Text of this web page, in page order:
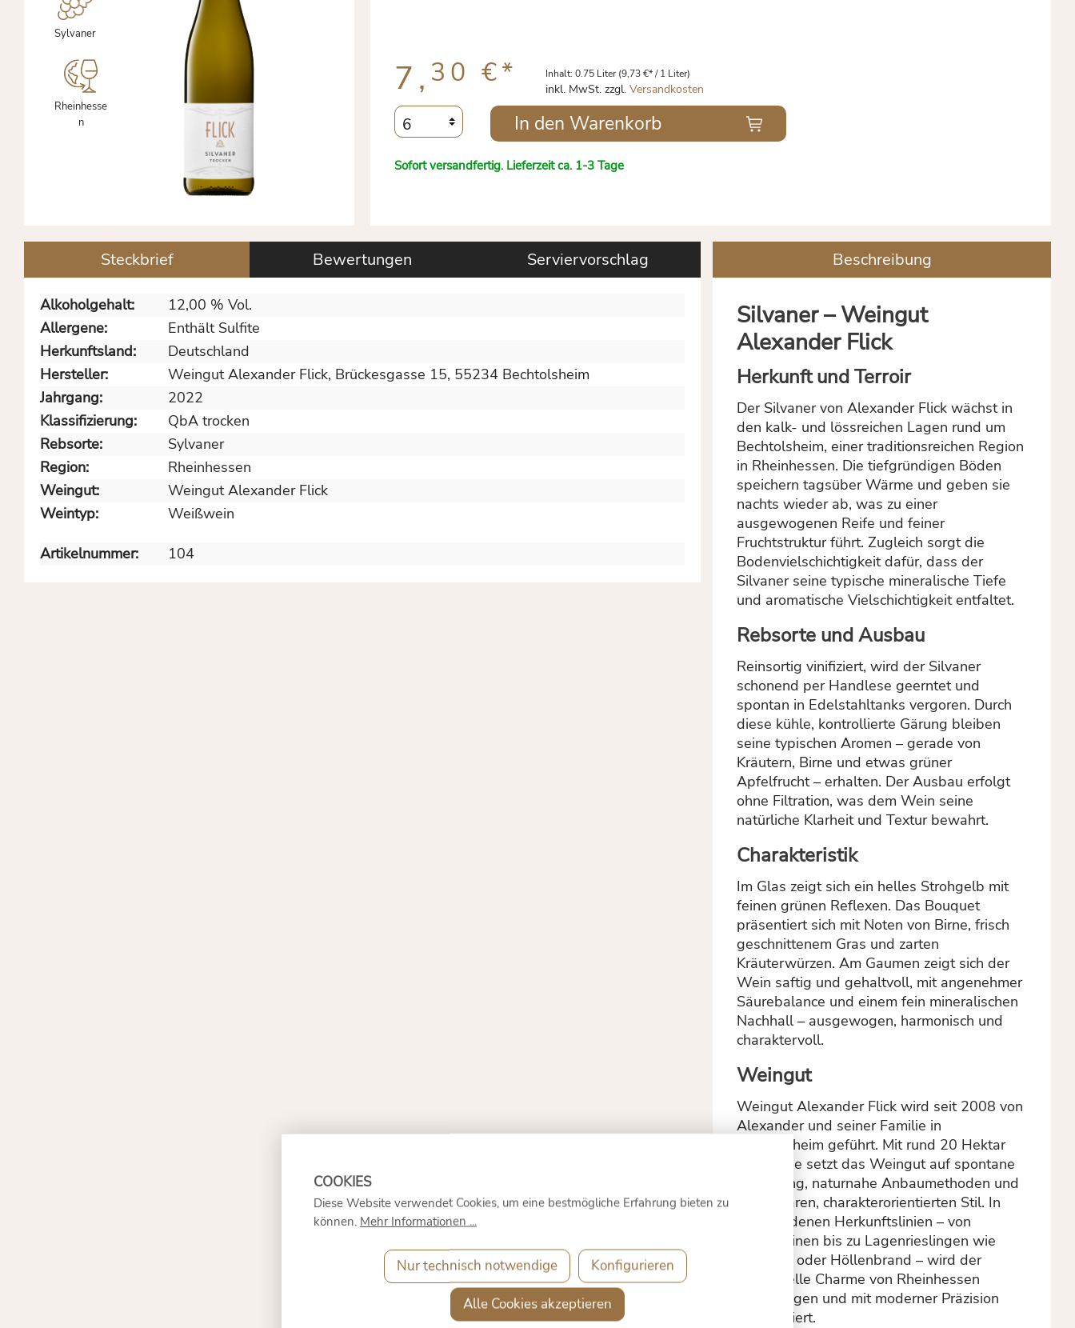
Sylvaner
Rheinhesse
n
7, 30 €* Inhalt: 0.75 Liter(9,73 €* / 1 Liter)
inkl. MwSt. zzgl. Versandkosten
Sofort versandfertig. Lieferzeit ca. 1-3 Tage
In den Warenkorb
Steckbrief Bewertungen Serviervorschlag
Alkoholgehalt:
12,00 % Vol.
Allergene:
Enthält Sulfite
Herkunftsland:
Deutschland
Hersteller:
Weingut Alexander Flick, Brückesgasse 15, 55234 Bechtolsheim
Jahrgang:
2022
Klassifizierung:
QbA trocken
Rebsorte:
Sylvaner
Region:
Rheinhessen
Weingut:
Weingut Alexander Flick
Weintyp:
Weißwein
Artikelnummer: 104
Beschreibung
Silvaner – Weingut
Alexander Flick
Herkunft und Terroir
Der Silvaner von Alexander Flick wächst in
den kalk- und lössreichen Lagen rund um
Bechtolsheim, einer traditionsreichen Region
in Rheinhessen. Die tiefgründigen Böden
speichern tagsüber Wärme und geben sie
nachts wieder ab, was zu einer
ausgewogenen Reife und feiner
Fruchtstruktur führt. Zugleich sorgt die
Bodenvielschichtigkeit dafür, dass der
Silvaner seine typische mineralische Tiefe
und aromatische Vielschichtigkeit entfaltet.
Rebsorte und Ausbau
Reinsortig vinifiziert, wird der Silvaner
schonend per Handlese geerntet und
spontan in Edelstahltanks vergoren. Durch
diese kühle, kontrollierte Gärung bleiben
seine typischen Aromen – gerade von
Kräutern, Birne und etwas grüner
Apfelfrucht – erhalten. Der Ausbau erfolgt
ohne Filtration, was dem Wein seine
natürliche Klarheit und Textur bewahrt.
Charakteristik
Im Glas zeigt sich ein helles Strohgelb mit
feinen grünen Reflexen. Das Bouquet
präsentiert sich mit Noten von Birne, frisch
geschnittenem Gras und zarten
Kräuterwürzen. Am Gaumen zeigt sich der
Wein saftig und gehaltvoll, mit angenehmer
Säurebalance und einem fein mineralischen
Nachhall – ausgewogen, harmonisch und
charaktervoll.
Weingut
Weingut Alexander Flick wird seit 2008 von
Alexander und seiner Familie in
Bechtolsheim geführt. Mit rund 20 Hektar
Rebfläche setzt das Weingut auf spontane
Vergärung, naturnahe Anbaumethoden und
einen klaren, charakterorientierten Stil. In
verschiedenen Herkunftslinien – von
Basisweinen bis zu Lagenrieslingen wie
Morstein oder Höllenbrand – wird der
individuelle Charme von Rheinhessen
eingefangen und mit moderner Präzision
interpretiert.
Diese Website verwendet Cookies, um eine bestmögliche Erfahrung bieten zu
können. Mehr Informationen ...
Nur technisch notwendige Konfigurieren
Alle Cookies akzeptieren